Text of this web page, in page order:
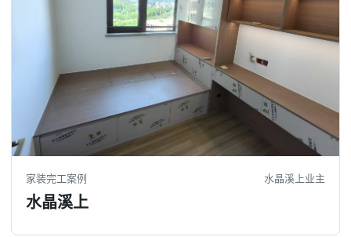
家装完工案例 水晶溪上业主
水晶溪上